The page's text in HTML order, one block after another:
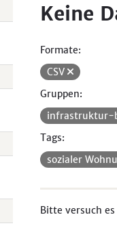
Keine
Formate:
CSV
Gruppen:
infrastruktur-
Tags:
sozialer
Bitte versuch